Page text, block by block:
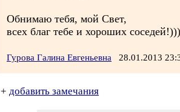
Обнимаю тебя, мой Свет,
всех благ тебе и хороших соседей!)))
Гурова Галина Евгеньевна 28.01.2013
+ добавить замечания